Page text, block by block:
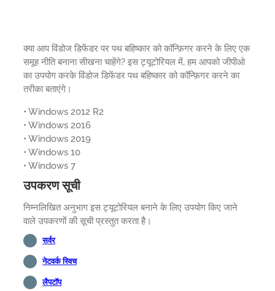
क्या आप विंडोज डिफेंडर पर पथ बहिष्कार को कॉन्फ़िगर करने के लिए एक
समूह नीति बनाना सीखना चाहेंगे? इस ट्यूटोरियल में, हम आपको जीपीओ
का उपयोग करके विंडोज डिफेंडर पथ बहिष्कार को कॉन्फ़िगर करने का
तरीका बताएंगे।
• Windows 2012 R2
• Windows 2016
• Windows 2019
• Windows 10
• Windows 7
उपकरण सूची
निम्नलिखित अनुभाग इस ट्यूटोरियल बनाने के लिए उपयोग किए जाने
वाले उपकरणों की सूची प्रस्तुत करता है।
सर्वर
नेटवर्क स्विच
लैपटॉप